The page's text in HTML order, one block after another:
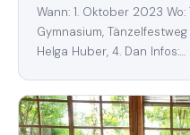
Wann: 1. Oktober 2023
Gymnasium,
Helga Huber, 4. Dan Infos:…